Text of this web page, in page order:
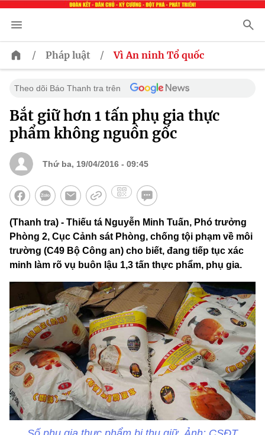
/ Pháp luật / Vì An ninh Tổ quốc
Theo dõi Báo Thanh tra trên
Bắt giữ hơn 1 tấn phụ gia thực
phẩm không nguồn gốc
Thứ ba, 19/04/2016 - 09:45
(Thanh tra) - Thiếu tá Nguyễn Minh Tuấn, Phó trưởng
Phòng 2, Cục Cảnh sát Phòng, chống tội phạm về môi
trường (C49 Bộ Công an) cho biết, đang tiếp tục xác
minh làm rõ vụ buôn lậu 1,3 tấn thực phẩm, phụ gia.